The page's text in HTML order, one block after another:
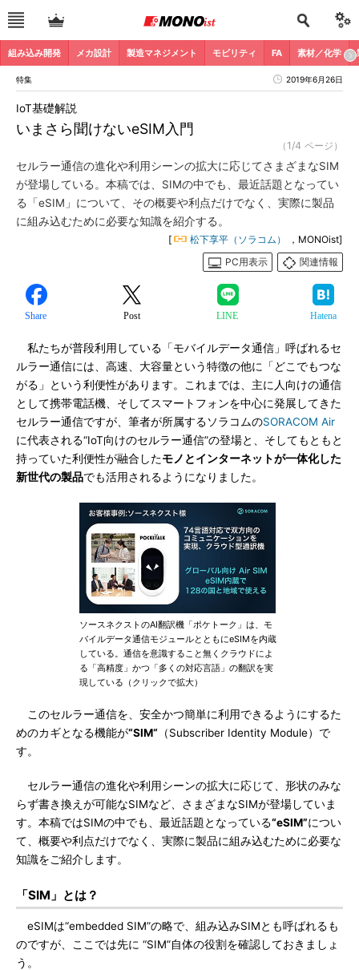
組み込み開発 メカ設計 製造マネジメント モビリティ FA 素材／化学
特集 2019年6月26日
いまさら聞けないeSIM入門
IoT基礎解説
（1/4 ページ）
セルラー通信の進化や利用シーンの拡大に応じてさまざまなSIM
が登場している。本稿では、SIMの中でも、最近話題となってい
る「eSIM」について、その概要や利点だけでなく、実際に製品
に組み込むために必要な知識を紹介する。
[ 松下享平（ソラコム）
，MONOist]
PC用表示
関連情報
Share Post LINE Hatena
私たちが普段利用している「モバイルデータ通信」呼ばれるセ
ルラー通信には、高速、大容量という特徴の他に「どこでもつな
がる」という利便性があります。これまでは、主に人向けの通信
として携帯電話機、そしてスマートフォンを中心に発展してきた
セルラー通信ですが、筆者が所属するソラコムのSORACOM Air
に代表される“IoT向けのセルラー通信”の登場と、そしてもともと
持っていた利便性が融合したモノとインターネットが一体化した
新世代の製品でも活用されるようになりました。
ソースネクストのAI翻訳機「ポケトーク」は、モ
バイルデータ通信モジュールとともにeSIMを内蔵
している。通信を意識すること無くクラウドによ
る「高精度」かつ「多くの対応言語」の翻訳を実
現している（クリックで拡大）
このセルラー通信を、安全かつ簡単に利用できるようにするた
めのカギとなる機能が“SIM“ （Subscriber Identity Module）で
す。
セルラー通信の進化や利用シーンの拡大に応じて、形状のみな
らず書き換えが可能なSIMなど、さまざまなSIMが登場していま
す。本稿ではSIMの中でも、最近話題となっている“eSIM”につい
て、概要や利点だけでなく、実際に製品に組み込むために必要な
知識をご紹介します。
「SIM」とは？
eSIMは“embedded SIM”の略で、組み込みSIMとも呼ばれるも
のですが、ここでは先に “SIM”自体の役割を確認しておきましょ
う。